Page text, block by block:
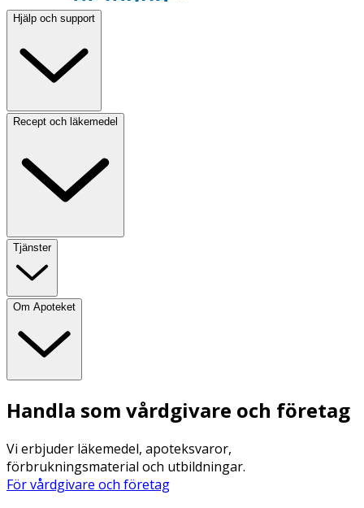
Hjälp och support
Recept och läkemedel
Tjänster
Om Apoteket
Handla som vårdgivare och företag
Vi erbjuder läkemedel, apoteksvaror,
förbrukningsmaterial och utbildningar.
För vårdgivare och företag